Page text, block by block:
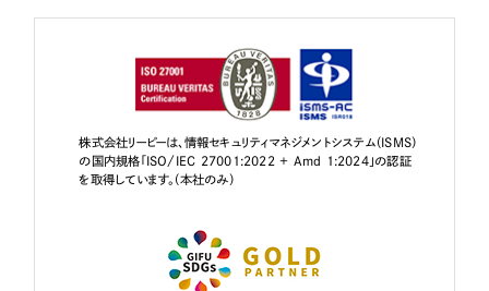
株式会社リーピーは、情報セキュリティマネジメントシステム（ISMS）
の国内規格「ISO/IEC 27001:2022 + Amd 1:2024」の認証
を取得しています。（本社のみ）